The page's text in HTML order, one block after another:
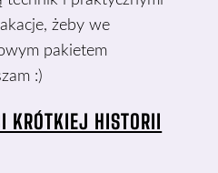
żeby we
pakietem
:)
KRÓTKIEJ HISTORII